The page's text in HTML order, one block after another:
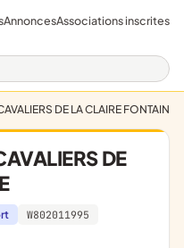
AnnoncesAssociations inscrites
DE LA CLAIRE FONTAINE
DE
W802011995